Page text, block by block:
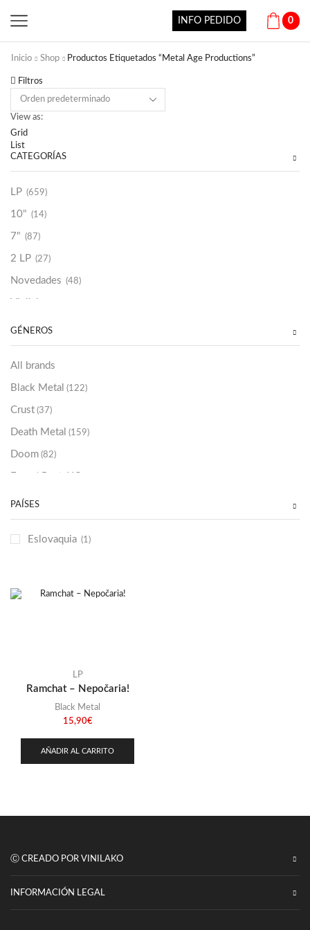
INFO PEDIDO 0
Inicio Shop Productos Etiquetados “Metal Age Productions”
Filtros
View as:
Grid
List
CATEGORÍAS
LP (659)
10" (14)
7" (87)
2 LP (27)
Novedades (48)
Vinilako
Sold Out
GÉNEROS
All brands
Black Metal (122)
Crust (37)
Death Metal (159)
Doom (82)
Emo / Post-HC
Grindcore
Hard Rock (48)
Hardcore (153)
Otros (38)
PAÍSES
Eslovaquia (1)
LP
Ramchat – Nepočaria!
Black Metal
15,90€
AÑADIR AL CARRITO
Ⓒ CREADO POR VINILAKO
INFORMACIÓN LEGAL